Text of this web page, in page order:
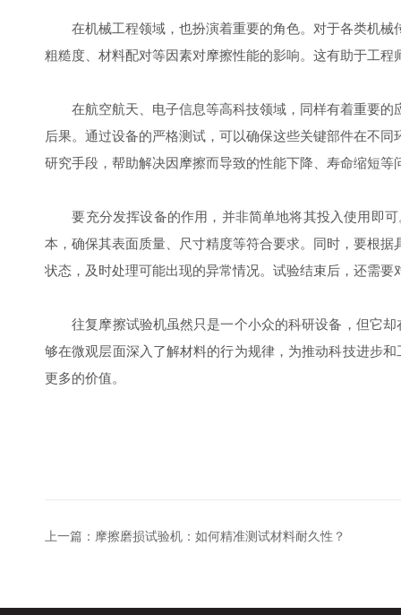
在机械工程领域，也扮演着重要的角色。对于各类机械
粗糙度、材料配对等因素对摩擦性能的影响。这有助于工
在航空航天、电子信息等高科技领域，同样有着重要的
后果。通过设备的严格测试，可以确保这些关键部件在不
研究手段，帮助解决因摩擦而导致的性能下降、寿命缩短等
要充分发挥设备的作用，并非简单地将其投入使用即可
本，确保其表面质量、尺寸精度等符合要求。同时，要根
状态，及时处理可能出现的异常情况。试验结束后，还需
往复摩擦试验机虽然只是一个小众的科研设备，但它却
够在微观层面深入了解材料的行为规律，为推动科技进步
更多的价值。
上一篇： 摩擦磨损试验机：如何精准测试材料耐久性？